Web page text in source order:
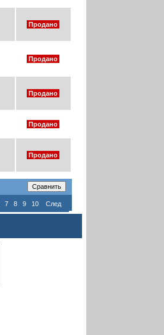
Продано
Продано
Продано
Продано
Продано
7 8 9 10 След